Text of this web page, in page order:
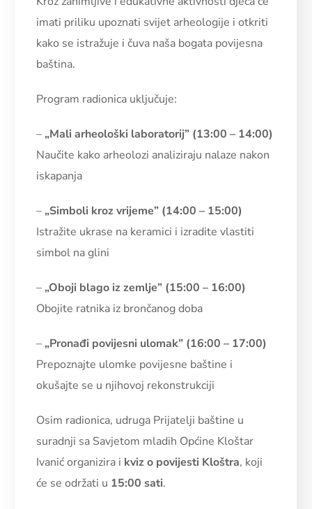
imati priliku upoznati svijet arheologije i otkriti
kako se istražuje i čuva naša bogata povijesna
baština.
Program radionica uključuje:
– „Mali arheološki laboratorij” (13:00 – 14:00)
Naučite kako arheolozi analiziraju nalaze nakon
iskapanja
– „Simboli kroz vrijeme” (14:00 – 15:00)
Istražite ukrase na keramici i izradite vlastiti
simbol na glini
– „Oboji blago iz zemlje” (15:00 – 16:00)
Obojite ratnika iz brončanog doba
– „Pronađi povijesni ulomak” (16:00 – 17:00)
Prepoznajte ulomke povijesne baštine i
okušajte se u njihovoj rekonstrukciji
Osim radionica, udruga Prijatelji baštine u
suradnji sa Savjetom mladih Općine Kloštar
Ivanić organizira i kviz o povijesti Kloštra, koji
će se održati u 15:00 sati.